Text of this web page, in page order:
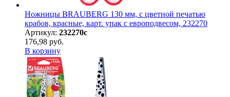
Ножницы BRAUBERG 130 мм, с цветной печатью
крабов, красные, карт. упак с европодвесом, 232270
Артикул: 232270с
176,98 руб.
В корзину